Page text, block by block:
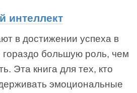
интеллект
в достижении успеха в
большую роль, чем
Эта книга для тех, кто
эмоциональные